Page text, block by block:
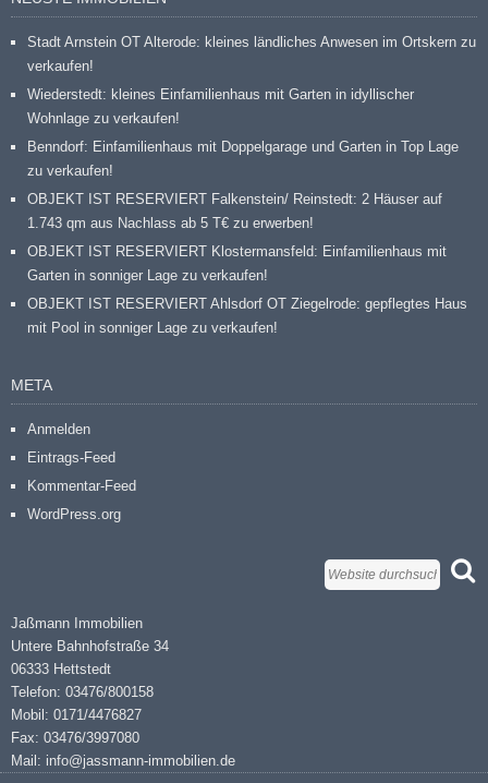
Stadt Arnstein OT Alterode: kleines ländliches Anwesen im Ortskern zu
verkaufen!
Wiederstedt: kleines Einfamilienhaus mit Garten in idyllischer
Wohnlage zu verkaufen!
Benndorf: Einfamilienhaus mit Doppelgarage und Garten in Top Lage
zu verkaufen!
OBJEKT IST RESERVIERT Falkenstein/ Reinstedt: 2 Häuser auf
1.743 qm aus Nachlass ab 5 T€ zu erwerben!
OBJEKT IST RESERVIERT Klostermansfeld: Einfamilienhaus mit
Garten in sonniger Lage zu verkaufen!
OBJEKT IST RESERVIERT Ahlsdorf OT Ziegelrode: gepflegtes Haus
mit Pool in sonniger Lage zu verkaufen!
META
Anmelden
Eintrags-Feed
Kommentar-Feed
WordPress.org
Jaßmann Immobilien
Untere Bahnhofstraße 34
06333 Hettstedt
Telefon: 03476/800158
Mobil: 0171/4476827
Fax: 03476/3997080
Mail: info@jassmann-immobilien.de